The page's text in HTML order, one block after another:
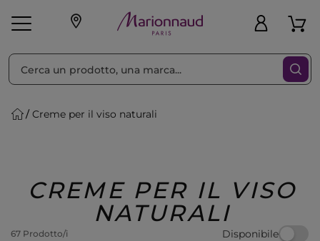
Make-up Profumi
Regalo
Creme per il viso naturali
CREME PER IL VISO
NATURALI
67 Prodotto/i Disponibile
Ordina per Filtra